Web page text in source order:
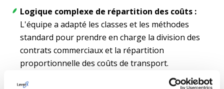
Logique complexe de répartition des coûts :
L'équipe a adapté les classes et les méthodes
standard pour prendre en charge la division des
contrats commerciaux et la répartition
proportionnelle des coûts de transport.
Suivi des documents de répartition des coûts :